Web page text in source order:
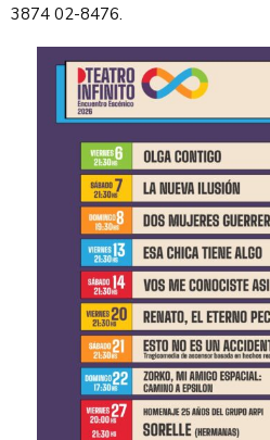
3874 02-8476.